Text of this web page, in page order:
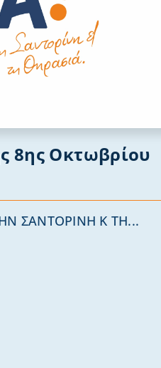
8ης Οκτωβρίου
ΣΑΝΤΟΡΙΝΗ Κ ΤΗ...